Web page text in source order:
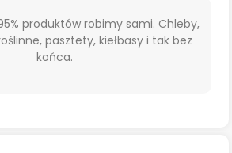
produktów robimy sami. Chleby,
pasztety, kiełbasy i tak bez
końca.